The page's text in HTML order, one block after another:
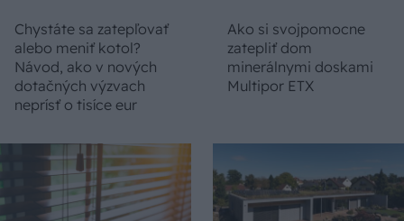
Chystáte sa zatepľovať
alebo meniť kotol?
Návod, ako v nových
dotačných výzvach
neprísť o tisíce eur
Ako si svojpomocne
zatepliť dom
minerálnymi doskami
Multipor ETX